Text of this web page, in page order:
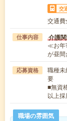
交
交通
仕事内容 介護
≪お年
が昼
応募資格
職種未
要
■無資
以上
職場の雰囲気